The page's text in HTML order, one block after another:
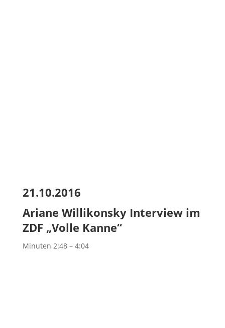
21.10.2016
Ariane Willikonsky Interview im
ZDF „Volle Kanne“
Minuten 2:48 – 4:04